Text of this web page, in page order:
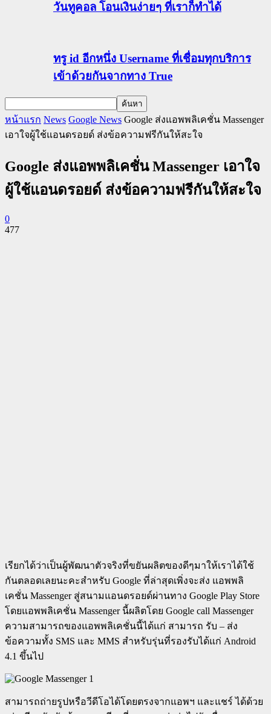
วันทูคอล โอนเงินง่ายๆ ที่เราก็ทำได้
ทรู id อีกหนึ่ง Username ที่เชื่อมทุกบริการ
เข้าด้วยกันจากทาง True
หน้าแรก News Google News Google ส่งแอพพลิเคชั่น Massenger
เอาใจผู้ใช้แอนดรอยด์ ส่งข้อความฟรีกันให้สะใจ
Google ส่งแอพพลิเคชั่น Massenger เอาใจ
ผู้ใช้แอนดรอยด์ ส่งข้อความฟรีกันให้สะใจ
0
477
เรียกได้ว่าเป็นผู้พัฒนาตัวจริงที่ขยันผลิตของดีๆมาให้เราได้ใช้
กันตลอดเลยนะคะสำหรับ Google ที่ล่าสุดเพิ่งจะส่ง แอพพลิ
เคชั่น Massenger สู่สนามแอนดรอยด์ผ่านทาง Google Play Store
โดยแอพพลิเคชั่น Massenger นี้ผลิตโดย Google call Massenger
ความสามารถของแอพพลิเคชั่นนี้ได้แก่ สามารถ รับ – ส่ง
ข้อความทั้ง SMS และ MMS สำหรับรุ่นที่รองรับได้แก่ Android
4.1 ขึ้นไป
สามารถถ่ายรูปหรือวีดีโอได้โดยตรงจากแอพฯ และแชร์ ได้ด้วย